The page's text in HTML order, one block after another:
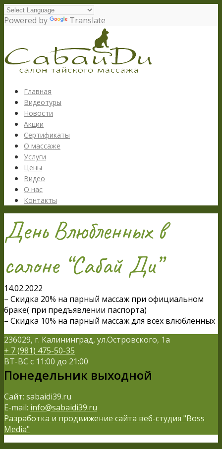
Powered by Translate
Главная
Видеотуры
Новости
Акции
Сертификаты
О массаже
Услуги
Цены
Видео
О нас
Контакты
День Влюбленных в
салоне “Сабай Ди”
14.02.2022
– Скидка 20% на парный массаж при официальном
браке( при предъявлении паспорта)
– Скидка 10% на парный массаж для всех влюбленных
236029, г. Калининград, ул.Островского, 1а
+ 7 (981) 475-50-35
ВТ-ВС с 11:00 до 21:00
Понедельник выходной
Сайт: sabaidi39.ru
E-mail: info@sabaidi39.ru
Разработка и продвижение сайта веб-студия "Boss
Media"